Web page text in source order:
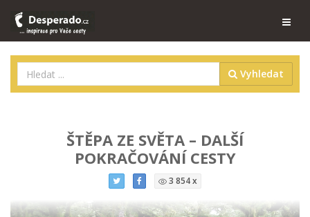
Vyhledat
ŠTĚPA ZE SVĚTA – DALŠÍ
POKRAČOVÁNÍ CESTY
3 854 x